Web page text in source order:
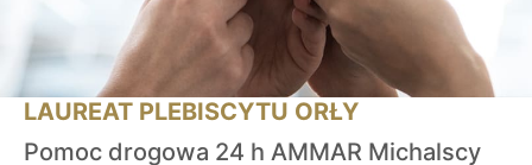
LAUREAT PLEBISCYTU ORŁY
Pomoc drogowa 24 h AMMAR Michalscy